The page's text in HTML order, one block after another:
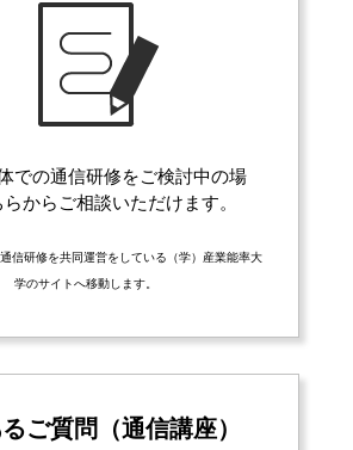
での通信研修をご検討中の場
からご相談いただけます。
信研修を共同運営をしている（学）産業能率大
学のサイトへ移動します。
ご質問（通信講座）